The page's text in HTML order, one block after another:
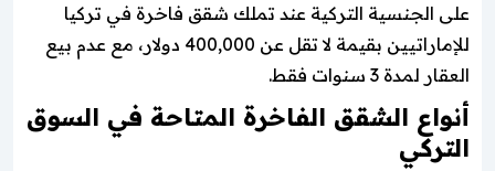
على الجنسية التركية عند تملك شقق فاخرة في تركيا
للإماراتيين بقيمة لا تقل عن 400,000 دولار، مع عدم بيع
العقار لمدة 3 سنوات فقط.
أنواع الشقق الفاخرة المتاحة في السوق
التركي